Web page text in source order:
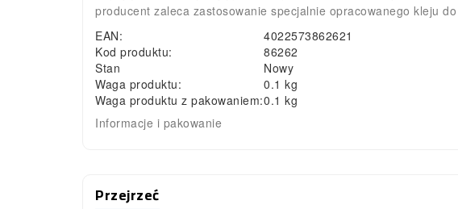
producent zaleca zastosowanie specjalnie opracowanego kleju
Informacje i pakowanie
EAN:
4022573862621
Kod produktu:
86262
Stan
Nowy
Waga produktu:
0.1 kg
Waga produktu z pakowaniem:0.1 kg
Przejrzeć